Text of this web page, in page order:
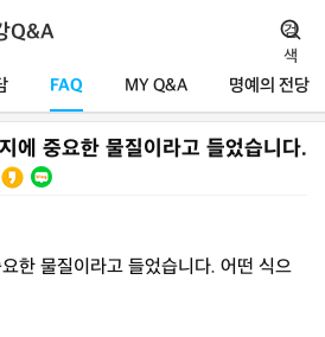
Q&A
FAQ MY Q&A 명예의 전당
검
색
에 중요한 물질이라고 들었습니다.
한 물질이라고 들었습니다. 어떤 식으